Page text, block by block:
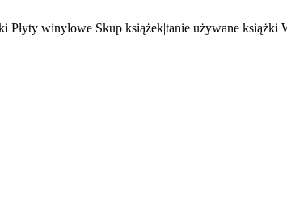
winylowe Skup książek|tanie używane książki